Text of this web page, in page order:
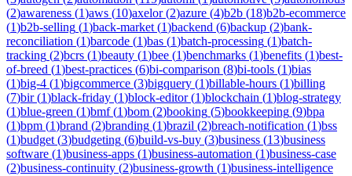
(2)awareness (1)aws (10)axelor(2)azure (4)b2b (18)b2b-ecommerce
(1)b2b-selling (1)back-market (1)backend (6)backup (2)bank-
reconciliation (1)barcode (1)bas (1)batch-processing (1)batch-
tracking (2)bcrs (1)beauty (1)bee (1)benchmarks (1)benefits (1)best-
of-breed (1)best-practices (6)bi-comparison (8)bi-tools (1)bias
(1)big-4 (1)bigcommerce (3)bigquery (1)billable-hours (1)billing
(7)bir(1)black-friday (1)block-editor(1)blockchain (1)blog-strategy
(1)blue-green (1)bmf(1)bom (2)booking (5)bookkeeping (9)bpa
(1)bpm (1)brand (2)branding (1)brazil (2)breach-notification (1)bss
(1)budget (3)budgeting (6)build-vs-buy (3)business (13)business
software (1)business-apps (1)business-automation (1)business-case
(2)business-continuity (2)business-growth (1)business-intelligence